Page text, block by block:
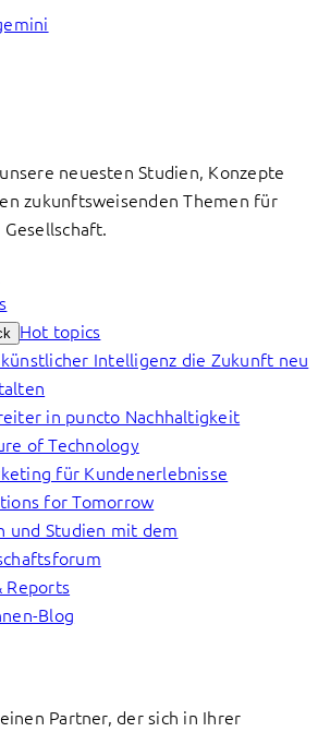
neuesten Studien, Konzepte
zukunftsweisenden Themen für
Hot topics
Intelligenz die Zukunft neu
in puncto Nachhaltigkeit
of Technology
für Kundenerlebnisse
for Tomorrow
und Studien mit dem
Reports
Blog
Partner, der sich in Ihrer